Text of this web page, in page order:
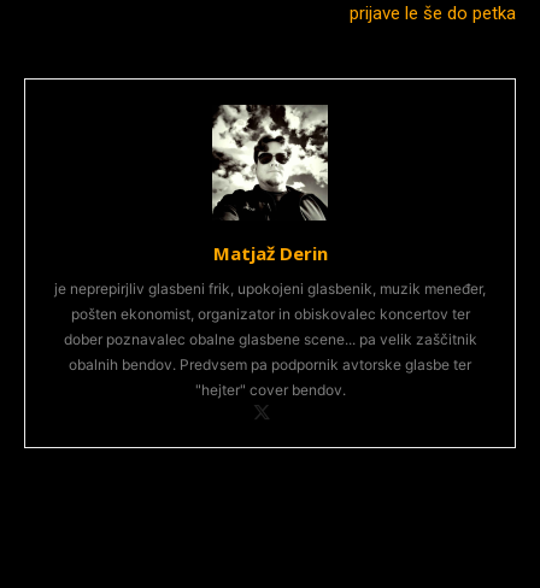
prijave le še do petka
Matjaž Derin
je neprepirjliv glasbeni frik, upokojeni glasbenik, muzik meneđer,
pošten ekonomist, organizator in obiskovalec koncertov ter
dober poznavalec obalne glasbene scene... pa velik zaščitnik
obalnih bendov. Predvsem pa podpornik avtorske glasbe ter
"hejter" cover bendov.